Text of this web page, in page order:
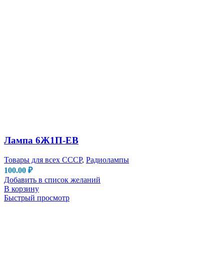
Лампа 6Ж1П-ЕВ
Товары для всех СССР, Радиолампы
100.00 ₽
Добавить в список желаний
В корзину
Быстрый просмотр